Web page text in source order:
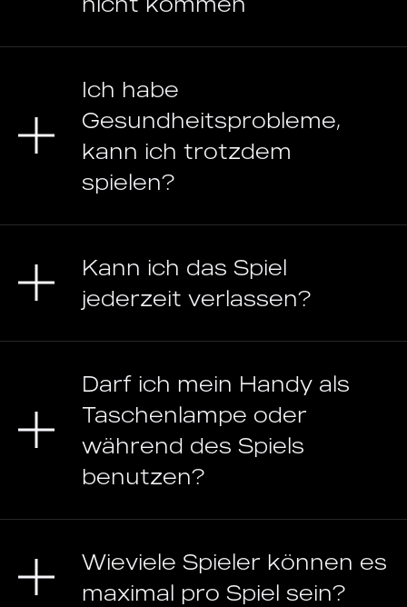
Ich habe
Gesundheitsprobleme,
kann ich trotzdem
spielen?
Kann ich das Spiel
jederzeit verlassen?
Darf ich mein Handy als
Taschenlampe oder
während des Spiels
benutzen?
Wieviele Spieler können es
maximal pro Spiel sein?